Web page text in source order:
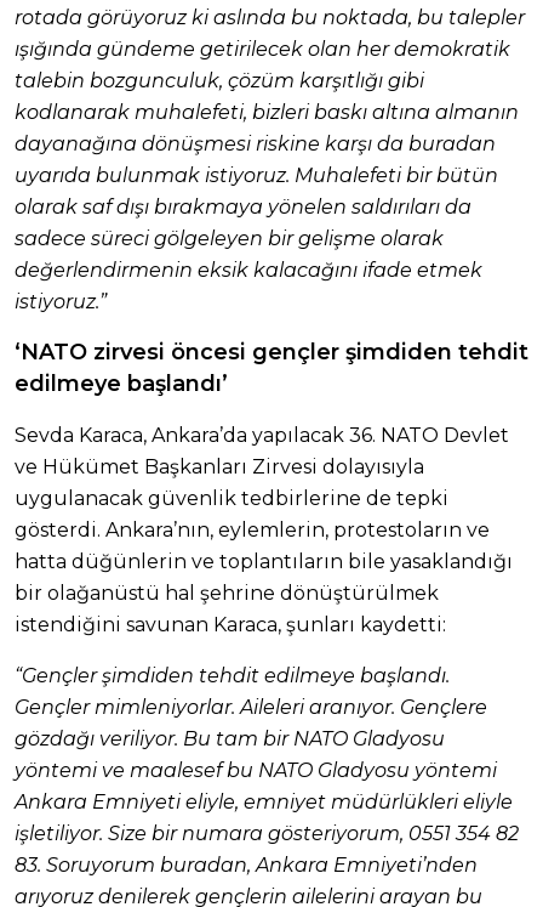
rotada görüyoruz ki aslında bu noktada, bu talepler
ışığında gündeme getirilecek olan her demokratik
talebin bozgunculuk, çözüm karşıtlığı gibi
kodlanarak muhalefeti, bizleri baskı altına almanın
dayanağına dönüşmesi riskine karşı da buradan
uyarıda bulunmak istiyoruz. Muhalefeti bir bütün
olarak saf dışı bırakmaya yönelen saldırıları da
sadece süreci gölgeleyen bir gelişme olarak
değerlendirmenin eksik kalacağını ifade etmek
istiyoruz.”
‘NATO zirvesi öncesi gençler şimdiden tehdit
edilmeye başlandı’
Sevda Karaca, Ankara’da yapılacak 36. NATO Devlet
ve Hükümet Başkanları Zirvesi dolayısıyla
uygulanacak güvenlik tedbirlerine de tepki
gösterdi. Ankara’nın, eylemlerin, protestoların ve
hatta düğünlerin ve toplantıların bile yasaklandığı
bir olağanüstü hal şehrine dönüştürülmek
istendiğini savunan Karaca, şunları kaydetti:
“Gençler şimdiden tehdit edilmeye başlandı.
Gençler mimleniyorlar. Aileleri aranıyor. Gençlere
gözdağı veriliyor. Bu tam bir NATO Gladyosu
yöntemi ve maalesef bu NATO Gladyosu yöntemi
Ankara Emniyeti eliyle, emniyet müdürlükleri eliyle
işletiliyor. Size bir numara gösteriyorum, 0551 354 82
83. Soruyorum buradan, Ankara Emniyeti’nden
arıyoruz denilerek gençlerin ailelerini arayan bu